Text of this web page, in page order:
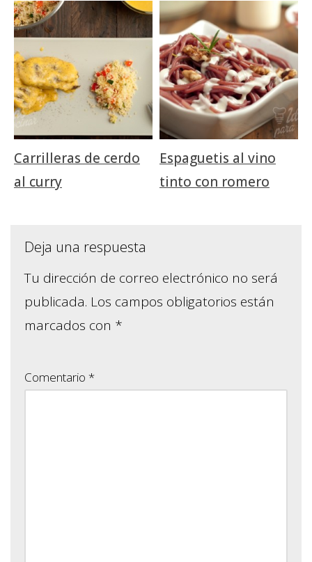
Carrilleras de cerdo
al curry
Espaguetis al vino
tinto con romero
Deja una respuesta
Tu dirección de correo electrónico no será
publicada. Los campos obligatorios están
marcados con *
Comentario *